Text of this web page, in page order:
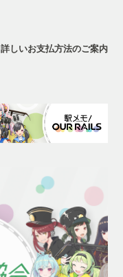
詳しいお支払方法のご案内